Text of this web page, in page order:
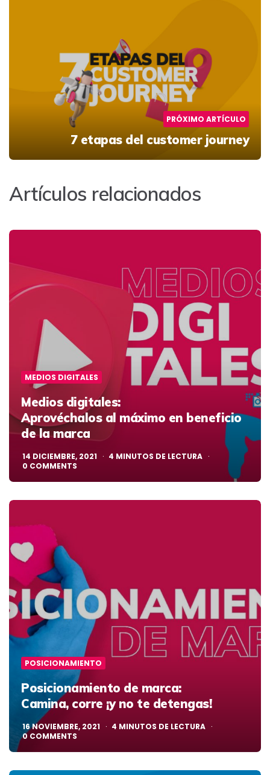
PRÓXIMO ARTÍCULO
7 etapas del customer journey
Artículos relacionados
MEDIOS DIGITALES
Medios digitales:
Aprovéchalos al máximo en beneficio
de la marca
14 DICIEMBRE, 2021 4 MINUTOS DE LECTURA
0 COMMENTS
POSICIONAMIENTO
Posicionamiento de marca:
Camina, corre ¡y no te detengas!
16 NOVIEMBRE, 2021 4 MINUTOS DE LECTURA
0 COMMENTS